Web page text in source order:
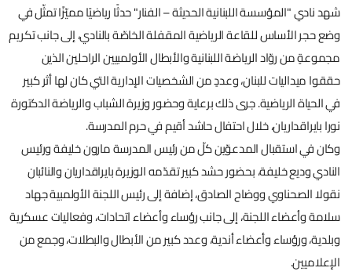
شهد نادي "المؤسسة اللبنانية الحديثة – الفنار" حدثًا رياضيًا مميّزًا تمثّل في
وضع حجر الأساس للقاعة الرياضية المقفلة الخاصّة بالنادي، إلى جانب تكريم
مجموعةٍ من روّاد الرياضة اللبنانية والأبطال الأولمبيين الراحلين الذين
حققوا ميداليات للبنان، وعددٍ من الشخصيات الإدارية التي كان لها أثر كبير
في الحياة الرياضية. جرى ذلك برعاية وحضور وزيرة الشباب والرياضة الدكتورة
نورا بايراقداريان، خلال احتفال حاشد أقيم في حرم المدرسة.
وكان في استقبال المدعوّين كلّ من رئيس المدرسة مارون خليفة ورئيس
النادي وديع خليفة، بحضور حشد كبير تقدّمه الوزيرة بايراقداريان والنائبان
نقولا الصحناوي ووضاح الصادق، إضافة إلى رئيس اللجنة الأولمبية جهاد
سلامة وأعضاء اللجنة، إلى جانب رؤساء وأعضاء اتحادات، وفعاليات عسكرية
وبلدية، ورؤساء وأعضاء أندية، وعدد كبير من الأبطال والبطلات، وجمع من
الإعلاميين.